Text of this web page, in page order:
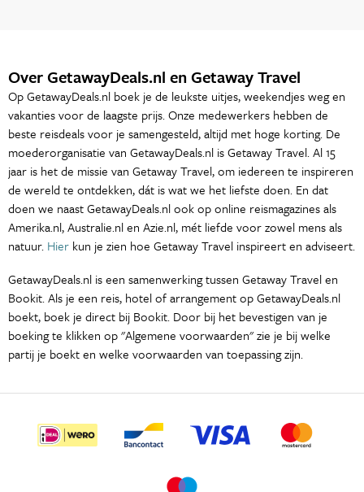
Over GetawayDeals.nl en Getaway Travel
Op GetawayDeals.nl boek je de leukste uitjes, weekendjes weg en
vakanties voor de laagste prijs. Onze medewerkers hebben de
beste reisdeals voor je samengesteld, altijd met hoge korting. De
moederorganisatie van GetawayDeals.nl is Getaway Travel. Al 15
jaar is het de missie van Getaway Travel, om iedereen te inspireren
de wereld te ontdekken, dát is wat we het liefste doen. En dat
doen we naast GetawayDeals.nl ook op online reismagazines als
Amerika.nl, Australie.nl en Azie.nl, mét liefde voor zowel mens als
natuur. Hier kun je zien hoe Getaway Travel inspireert en adviseert.
GetawayDeals.nl is een samenwerking tussen Getaway Travel en
Bookit. Als je een reis, hotel of arrangement op GetawayDeals.nl
boekt, boek je direct bij Bookit. Door bij het bevestigen van je
boeking te klikken op "Algemene voorwaarden" zie je bij welke
partij je boekt en welke voorwaarden van toepassing zijn.